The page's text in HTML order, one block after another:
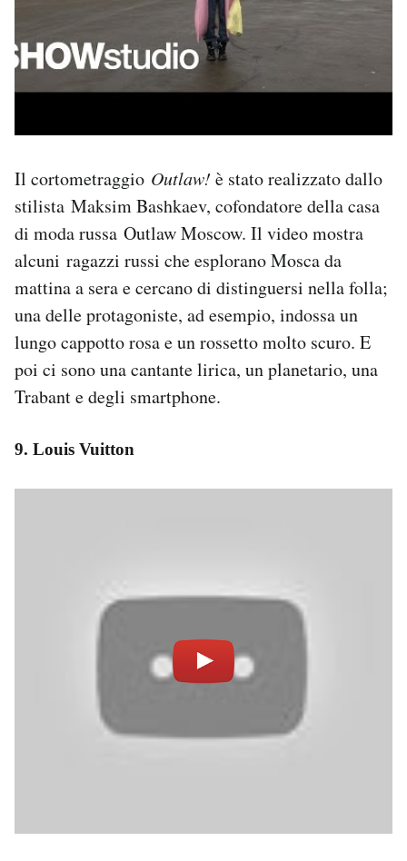
Il cortometraggio Outlaw! è stato realizzato dallo
stilista Maksim Bashkaev, cofondatore della casa
di moda russa Outlaw Moscow. Il video mostra
alcuni ragazzi russi che esplorano Mosca da
mattina a sera e cercano di distinguersi nella folla;
una delle protagoniste, ad esempio, indossa un
lungo cappotto rosa e un rossetto molto scuro. E
poi ci sono una cantante lirica, un planetario, una
Trabant e degli smartphone.
9. Louis Vuitton